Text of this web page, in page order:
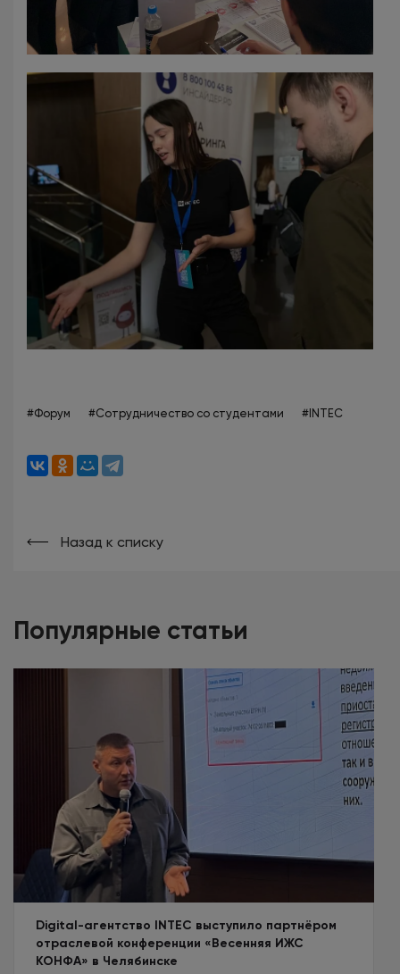
#Форум #Сотрудничество со студентами #INTEC
Назад к списку
Популярные статьи
Digital-агентство INTEC выступило партнёром
отраслевой конференции «Весенняя ИЖС
КОНФА» в Челябинске